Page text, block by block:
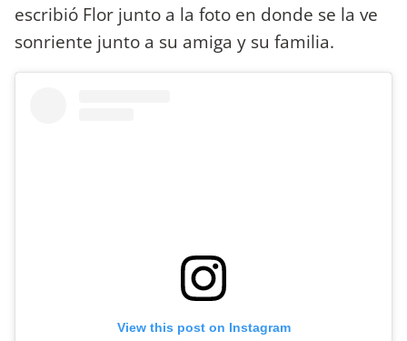
escribió Flor junto a la foto en donde se la ve
sonriente junto a su amiga y su familia.
View this post on Instagram